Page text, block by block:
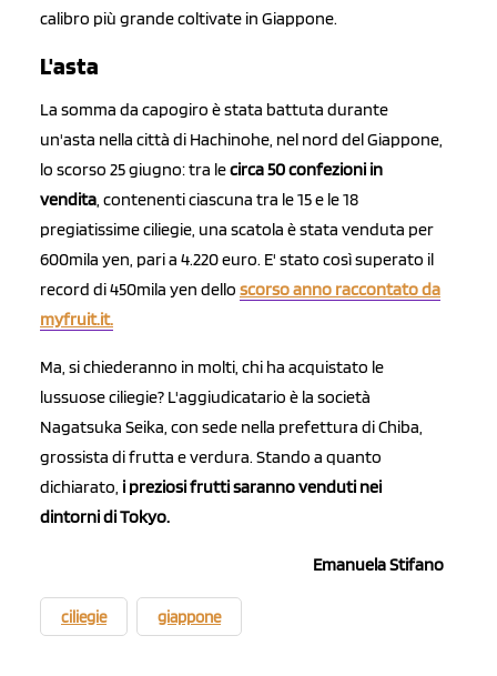
calibro più grande coltivate in Giappone.
L'asta
La somma da capogiro è stata battuta durante
un'asta nella città di Hachinohe, nel nord del Giappone,
lo scorso 25 giugno: tra lecirca 50 confezioni in
vendita, contenenti ciascuna tra le 15 e le 18
pregiatissime ciliegie, una scatola è stata venduta per
600mila yen, pari a 4.220 euro. E' stato così superato il
record di 450mila yen dello scorso anno raccontato da
myfruit.it.
Ma, si chiederanno in molti, chi ha acquistato le
lussuose ciliegie? L'aggiudicatario è la società
Nagatsuka Seika, con sede nella prefettura di Chiba,
grossista di frutta e verdura. Stando a quanto
dichiarato, i preziosi frutti saranno venduti nei
dintorni di Tokyo.
Emanuela Stifano
ciliegie giappone